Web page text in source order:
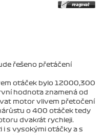
řešeno přetáčení
otáček bylo 12000,300
hodnota znamená od
motor vlivem přetočení
o 400 otáček tedy
dvakrát rychleji.
i s vysokými otáčky a s